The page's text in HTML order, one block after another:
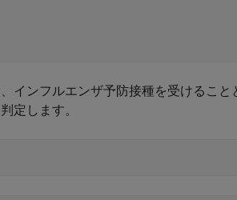
インフルエンザ予防接種を受けるこ
定します。